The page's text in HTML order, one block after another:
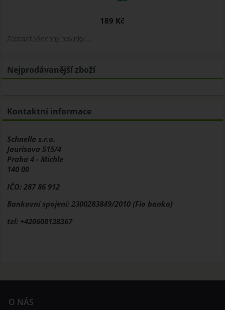
189 Kč
Zobrazit všechny novinky ...
Nejprodávanější zboží
Kontaktní informace
Schnella s.r.o.
Jaurisova 515/4
Praha 4 - Michle
140 00
IČO: 287 86 912
Bankovní spojení: 2300283849/2010 (Fio banka)
tel: +420608138367
O NÁS